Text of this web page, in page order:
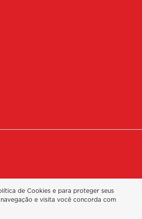
de Cookies e para proteger seus
e visita você concorda com